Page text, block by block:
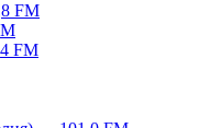
FM
FM